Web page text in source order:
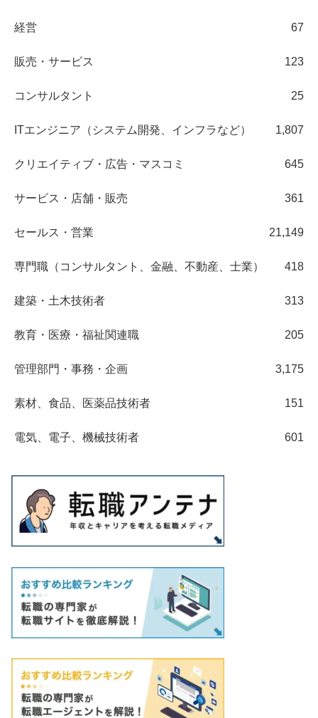
経営 67
販売・サービス 123
コンサルタント 25
ITエンジニア（システム開発、インフラなど） 1,807
クリエイティブ・広告・マスコミ 645
サービス・店舗・販売 361
セールス・営業 21,149
専門職（コンサルタント、金融、不動産、士業） 418
建築・土木技術者 313
教育・医療・福祉関連職 205
管理部門・事務・企画 3,175
素材、食品、医薬品技術者 151
電気、電子、機械技術者 601